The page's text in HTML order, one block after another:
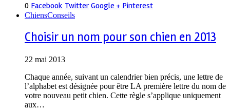
0 Facebook Twitter Google + Pinterest
ChiensConseils
Choisir un nom pour son chien en 2013
22 mai 2013
Chaque année, suivant un calendrier bien précis, une lettre de
l’alphabet est désignée pour être LA première lettre du nom de
votre nouveau petit chien. Cette règle s’applique uniquement
aux…